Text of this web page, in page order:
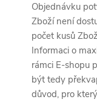
Objednávku
Zboží není
počet kusů
Informaci o
rámci E-shopu
být tedy
důvod, pro